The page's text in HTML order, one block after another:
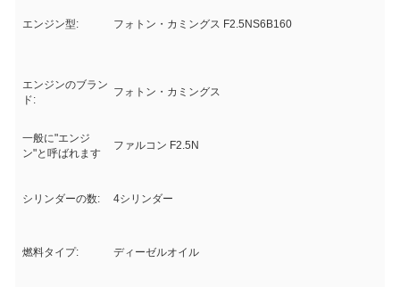
エンジン型: フォトン・カミングス F2.5NS6B160
エンジンのブラン
ド:
フォトン・カミングス
一般に"エンジ
ン"と呼ばれます
ファルコン F2.5N
シリンダーの数: 4シリンダー
燃料タイプ: ディーゼルオイル